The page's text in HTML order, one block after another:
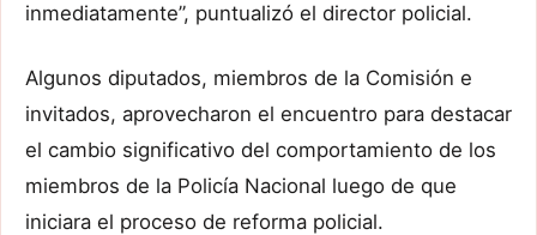
inmediatamente”, puntualizó el director policial.
Algunos diputados, miembros de la Comisión e
invitados, aprovecharon el encuentro para destacar
el cambio significativo del comportamiento de los
miembros de la Policía Nacional luego de que
iniciara el proceso de reforma policial.